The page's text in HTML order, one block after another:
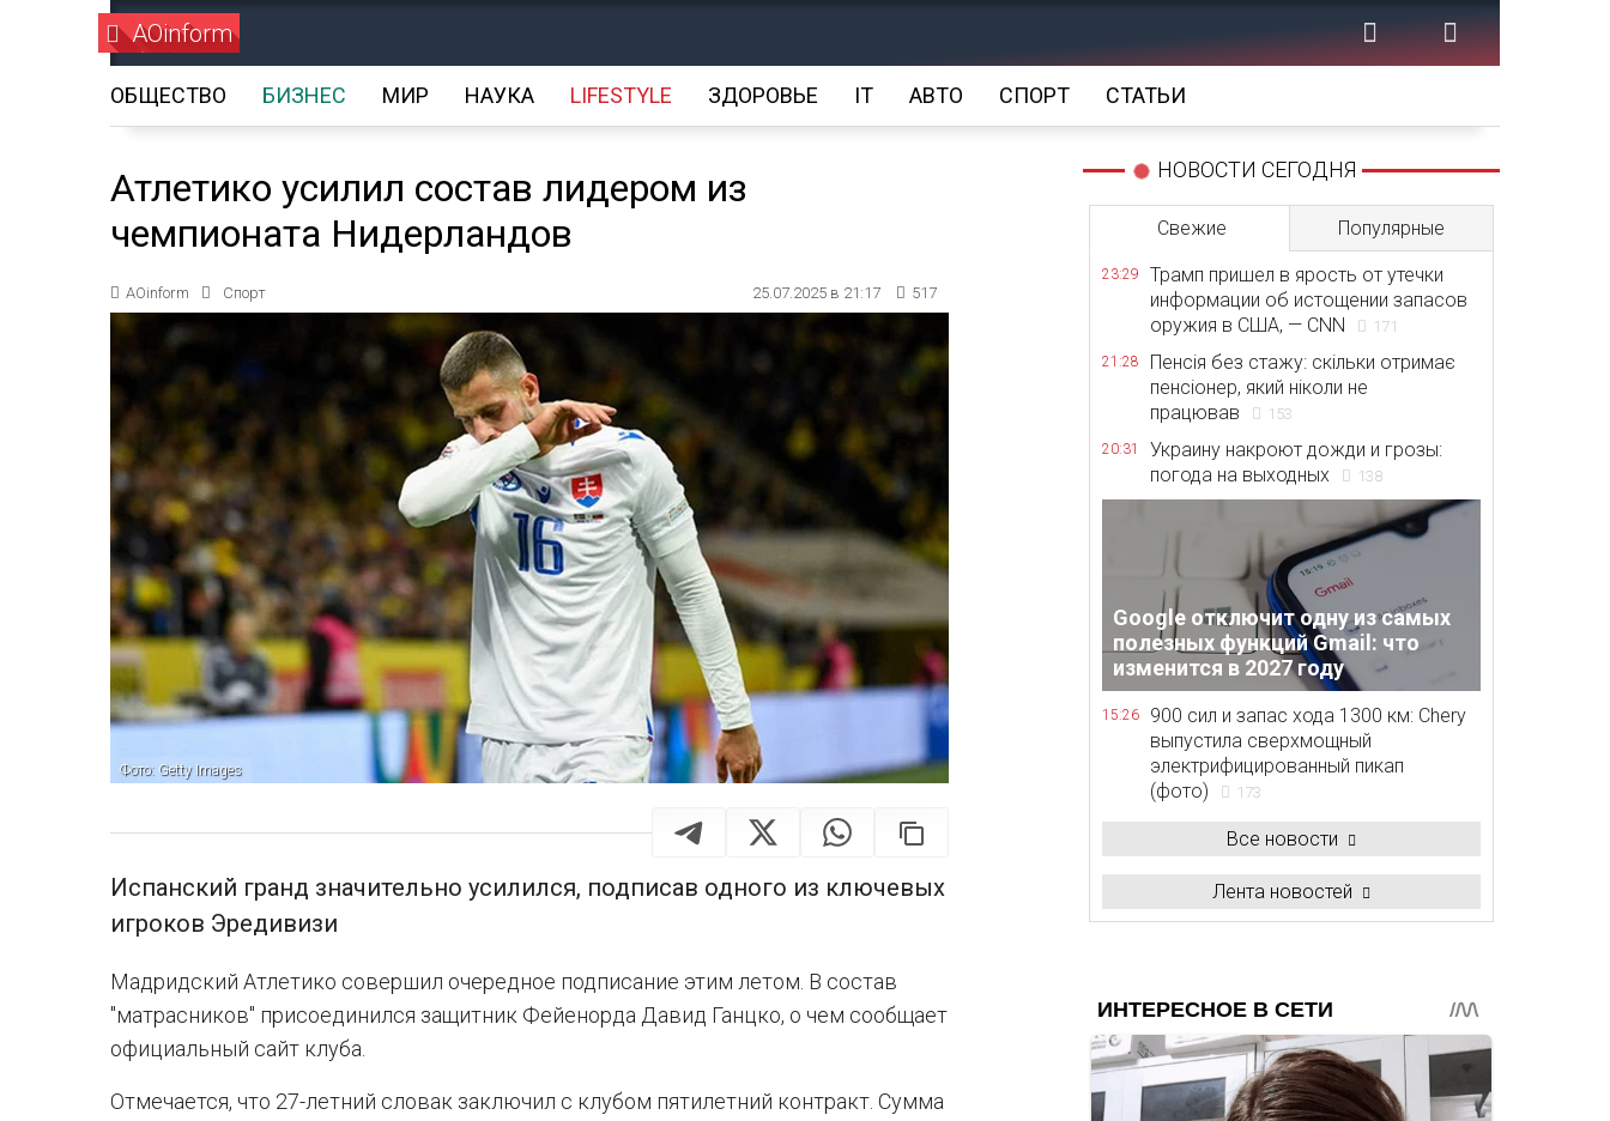
AOinform
ОБЩЕСТВО БИЗНЕС МИР НАУКА LIFESTYLE ЗДОРОВЬЕ IT АВТО СПОРТ СТАТЬИ
Атлетико усилил состав лидером из
чемпионата Нидерландов
AOinform Спорт 25.07.2025 в 21:17 517
Фото: Getty Images
Испанский гранд значительно усилился, подписав одного из ключевых
игроков Эредивизи
Мадридский Атлетико совершил очередное подписание этим летом. В состав
"матрасников" присоединился защитник Фейенорда Давид Ганцко, о чем сообщает
официальный сайт клуба.
Отмечается, что 27-летний словак заключил с клубом пятилетний контракт. Сумма
НОВОСТИ СЕГОДНЯ
Свежие Популярные
23:29
Трамп пришел в ярость от утечки
информации об истощении запасов
оружия в США, — CNN
171
21:28
Пенсія без стажу: скільки отримає
пенсіонер, який ніколи не
працював
153
20:31
Украину накроют дожди и грозы:
погода на выходных
138
Google отключит одну из самых
полезных функций Gmail: что
изменится в 2027 году
15:26
900 сил и запас хода 1300 км: Chery
выпустила сверхмощный
электрифицированный пикап
(фото)
173
Все новости
Лента новостей